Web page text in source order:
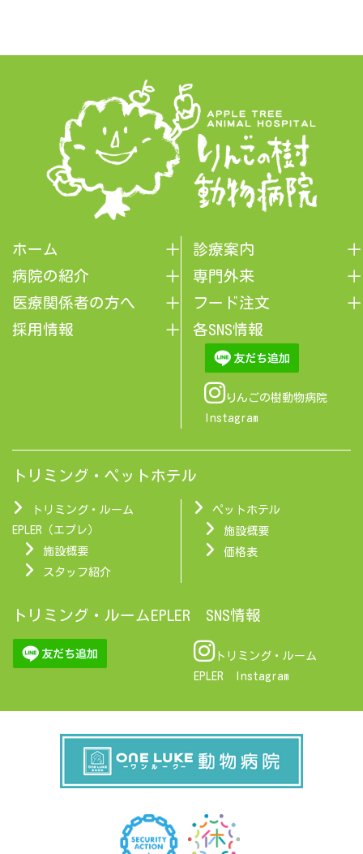
ホーム
病院の紹介
医療関係者の方へ
採用情報
診療案内
専門外来
フード注文
各SNS情報
りんごの樹動物病院
Instagram
トリミング・ペットホテル
トリミング・ルーム
EPLER（エプレ）
施設概要
スタッフ紹介
ペットホテル
施設概要
価格表
トリミング・ルームEPLER SNS情報
トリミング・ルーム
EPLER Instagram